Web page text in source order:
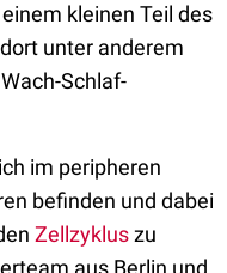
einem kleinen Teil des
unter anderem
Schlaf-
im peripheren
befinden und dabei
Zellzykluszu
aus Berlin und